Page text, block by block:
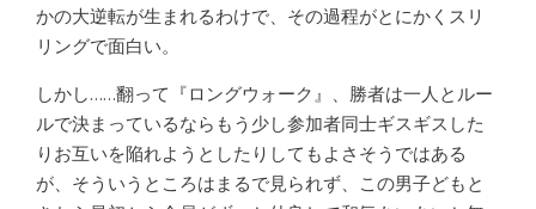
かの大逆転が生まれるわけで、その過程がとにかくスリ
リングで面白い。
しかし……翻って『ロングウォーク』、勝者は一人とルー
ルで決まっているならもう少し参加者同士ギスギスした
りお互いを陥れようとしたりしてもよさそうではある
が、そういうところはまるで見られず、この男子どもと